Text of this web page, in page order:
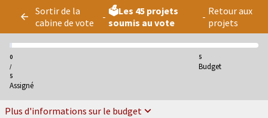
Sortir de la
cabine de vote
- 🗳️Les 45 projets
soumis au vote
- Retour aux
projets
0
/
5
Assigné
5
Budget
Plus d'informations sur le budget
Panneau de gestion des cookies